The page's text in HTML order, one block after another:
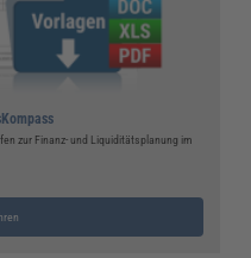
zur Finanz- und Liquiditätsplanung im